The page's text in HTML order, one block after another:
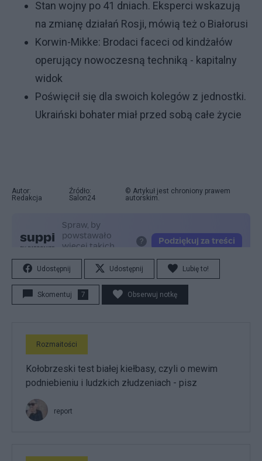
Stan wojny po 41 dniach. Eksperci wskazują
na zmianę działań Rosji, mówią też o Białorusi
Korwin-Mikke: Brodaci faceci od kindżałów
operujący nowoczesną techniką - kapitalny
widok
Poświęcił się dla swoich kolegów z jednostki.
Ukraiński bohater miał przed sobą całe życie
Autor:
Redakcja
Źródło:
Salon24
© Artykuł jest chroniony prawem
autorskim.
Udostępnij Udostępnij Lubię to!
Skomentuj 7 Obserwuj notkę
Rozmaitości
Kołobrzeski test białej kiełbasy, czyli o mewim
podniebieniu i ludzkich złudzeniach - pisz
report